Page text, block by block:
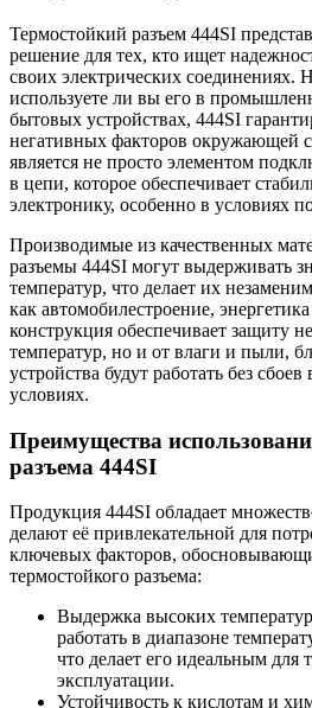
Термостойкий разъем 444SI
решение для тех, кто ищет
своих электрических соединениях.
используете ли вы его в
бытовых устройствах, 444SI
негативных факторов окружающей
является не просто элементом
в цепи, которое обеспечивает
электронику, особенно в условиях
Производимые из качественных
разъемы 444SI могут выдерживать
температур, что делает их
как автомобилестроение,
конструкция обеспечивает защиту
температур, но и от влаги и пыли,
устройства будут работать без
условиях.
Преимущества
разъема 444SI
Продукция 444SI обладает
делают её привлекательной для
ключевых факторов,
термостойкого разъема:
Выдержка высоких
работать в диапазоне
что делает его идеальным для
эксплуатации.
Устойчивость к кислотам и